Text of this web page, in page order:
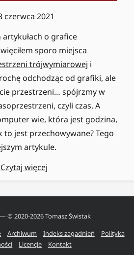
czerwca 2021
o grafice
sporo miejsca
trójwymiarowej i
odchodząc od grafiki, ale
przestrzeni… spójrzmy w
czyli czas. A
wie, która jest godzina,
to jest przechowywane? Tego
artykule.
Czytaj więcej
— © 2020-2026Tomasz Świstak
Archiwum Indeks zagadnień
Polityka
Licencje Kontakt